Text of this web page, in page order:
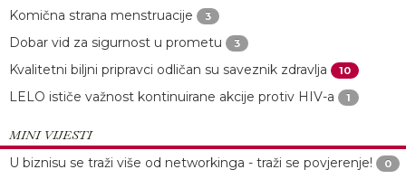
Komična strana menstruacije 3
Dobar vid za sigurnost u prometu 3
Kvalitetni biljni pripravci odličan su saveznik zdravlja 10
LELO ističe važnost kontinuirane akcije protiv HIV-a 1
MINI VIJESTI
U biznisu se traži više od networkinga - traži se povjerenje!
0